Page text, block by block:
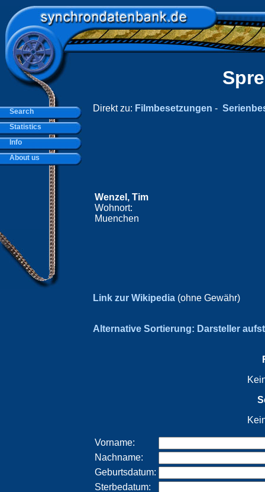
Direkt zu: Filmbesetzungen -
Wenzel, Tim
Wohnort:
Muenchen
Link zur Wikipedia (ohne Gewähr)
Alternative Sortierung: Darsteller
Vorname:
Nachname:
Geburtsdatum:
Sterbedatum:
Search
Statistics
Info
About us